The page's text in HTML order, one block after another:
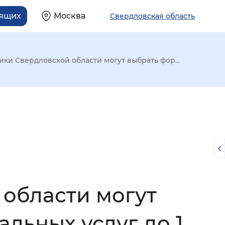
Москва Свердловская область
Свердловской области могут выбрать фор...
могут